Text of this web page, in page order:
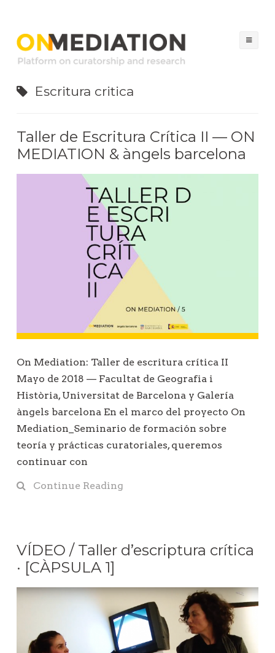
Escritura critica
Taller de Escritura Crítica II — ON
MEDIATION & àngels barcelona
On Mediation: Taller de escritura crítica II
Mayo de 2018 — Facultat de Geografia i
Història, Universitat de Barcelona y Galería
àngels barcelona En el marco del proyecto On
Mediation_Seminario de formación sobre
teoría y prácticas curatoriales, queremos
continuar con
Continue Reading
VÍDEO / Taller d’escriptura crítica
· [CÀPSULA 1]